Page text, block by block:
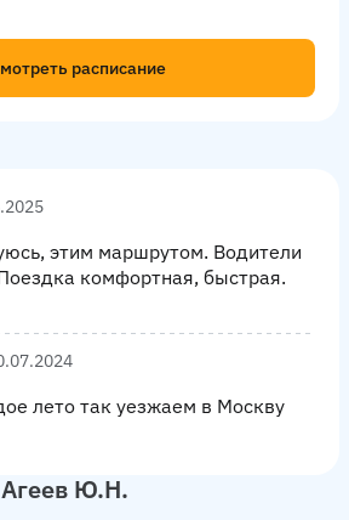
расписание
этим маршрутом. Водители
комфортная, быстрая.
лето так уезжаем в Москву
Ю.Н.